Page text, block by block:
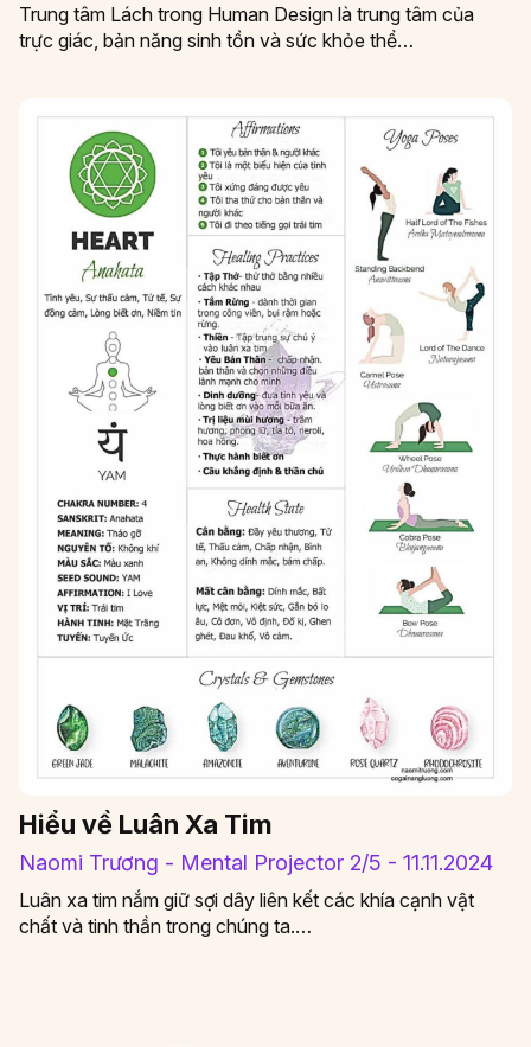
Trung tâm Lách trong Human Design là trung tâm của
trực giác, bản năng sinh tồn và sức khỏe thể…
Hiểu về Luân Xa Tim
Naomi Trương - Mental Projector 2/5 - 11.11.2024
Luân xa tim nắm giữ sợi dây liên kết các khía cạnh vật
chất và tinh thần trong chúng ta.…